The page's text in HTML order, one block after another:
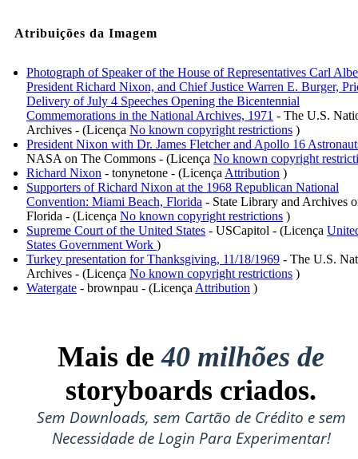
Atribuições da Imagem
Photograph of Speaker of the House of Representatives Carl
President Richard Nixon, and Chief Justice Warren E. Burger,
Delivery of July 4 Speeches Opening the Bicentennial
Commemorations in the National Archives, 1971 - The U.S.
Archives - (Licença No known copyright restrictions )
President Nixon with Dr. James Fletcher and Apollo 16
NASA on The Commons - (Licença No known copyright
Richard Nixon - tonynetone - (Licença Attribution )
Supporters of Richard Nixon at the 1968 Republican National
Convention: Miami Beach, Florida - State Library and Archives
Florida - (Licença No known copyright restrictions )
Supreme Court of the United States - USCapitol - (Licença
States Government Work )
Turkey presentation for Thanksgiving, 11/18/1969 - The U.S.
Archives - (Licença No known copyright restrictions )
Watergate - brownpau - (Licença Attribution )
Mais de40 milhões de
storyboards criados.
Sem Downloads, sem Cartão de Crédito e sem
Necessidade de Login Para Experimentar!